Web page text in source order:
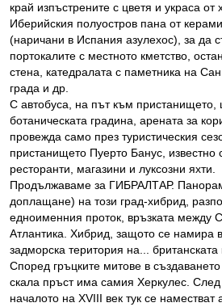
край изпъстрените с цветя и украса от
Иберийския полуостров пана от
(наричани в Испания азулехос), за да
портокалите с местното кметство,
стена, катедралата с паметника на
града и др.
С автобуса, на път към
ботаническата градина, арената за
провежда само през туристическия
пристанището Пуерто Банус, известно
ресторанти, магазини и луксозни яхти.
Продължаваме за ГИБРАЛТАР.
доплащане) на този град-хибрид,
едноименния проток, връзката между
Атлантика. Хибрид, защото се намира
задморска територия на... британската
Според гръцките митове в
скала пръст има самия Херкулес.
началото на ХVІІІ век тук се